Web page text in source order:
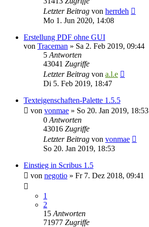
Letzter Beitrag von herrdeh
Mo 1. Jun 2020, 14:08
Erstellung PDF ohne GUI
von Traceman » Sa 2. Feb 2019, 09:44
5 Antworten
43041 Zugriffe
Letzter Beitrag von a.l.e
Di 5. Feb 2019, 18:47
Texteigenschaften-Palette 1.5.5
von vonmae » So 20. Jan 2019, 18:53
0 Antworten
43016 Zugriffe
Letzter Beitrag von vonmae
So 20. Jan 2019, 18:53
Einstieg in Scribus 1.5
von negotio » Fr 7. Dez 2018, 09:41
1
2
15 Antworten
71977 Zugriffe